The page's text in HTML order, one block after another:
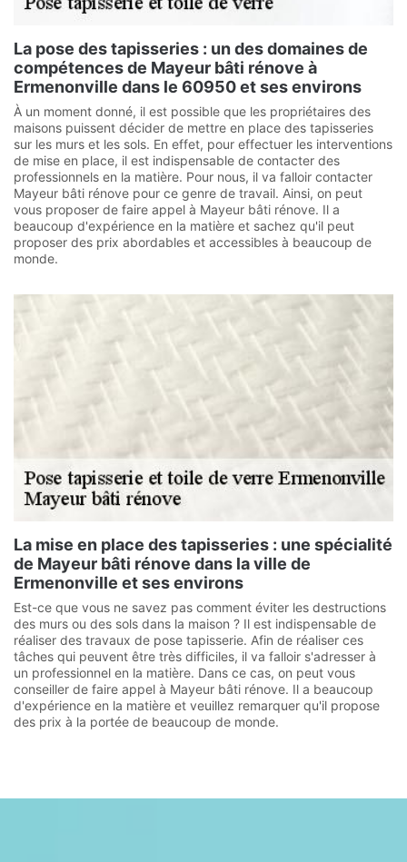
La pose des tapisseries : un des domaines de
compétences de Mayeur bâti rénove à
Ermenonville dans le 60950 et ses environs
À un moment donné, il est possible que les propriétaires des
maisons puissent décider de mettre en place des tapisseries
sur les murs et les sols. En effet, pour effectuer les interventions
de mise en place, il est indispensable de contacter des
professionnels en la matière. Pour nous, il va falloir contacter
Mayeur bâti rénove pour ce genre de travail. Ainsi, on peut
vous proposer de faire appel à Mayeur bâti rénove. Il a
beaucoup d'expérience en la matière et sachez qu'il peut
proposer des prix abordables et accessibles à beaucoup de
monde.
La mise en place des tapisseries : une spécialité
de Mayeur bâti rénove dans la ville de
Ermenonville et ses environs
Est-ce que vous ne savez pas comment éviter les destructions
des murs ou des sols dans la maison ? Il est indispensable de
réaliser des travaux de pose tapisserie. Afin de réaliser ces
tâches qui peuvent être très difficiles, il va falloir s'adresser à
un professionnel en la matière. Dans ce cas, on peut vous
conseiller de faire appel à Mayeur bâti rénove. Il a beaucoup
d'expérience en la matière et veuillez remarquer qu'il propose
des prix à la portée de beaucoup de monde.